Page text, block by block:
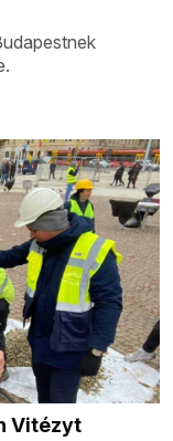
Vitézyt